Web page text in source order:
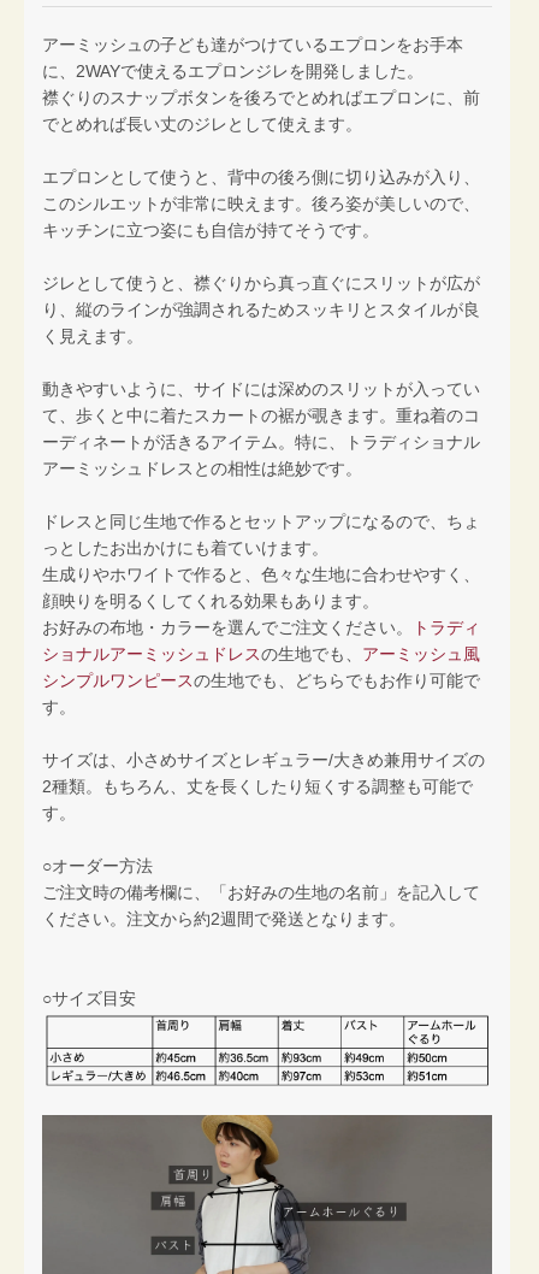
アーミッシュの子ども達がつけているエプロンをお手本
に、2WAYで使えるエプロンジレを開発しました。
襟ぐりのスナップボタンを後ろでとめればエプロンに、前
でとめれば長い丈のジレとして使えます。
エプロンとして使うと、背中の後ろ側に切り込みが入り、
このシルエットが非常に映えます。後ろ姿が美しいので、
キッチンに立つ姿にも自信が持てそうです。
ジレとして使うと、襟ぐりから真っ直ぐにスリットが広が
り、縦のラインが強調されるためスッキリとスタイルが良
く見えます。
動きやすいように、サイドには深めのスリットが入ってい
て、歩くと中に着たスカートの裾が覗きます。重ね着のコ
ーディネートが活きるアイテム。特に、トラディショナル
アーミッシュドレスとの相性は絶妙です。
ドレスと同じ生地で作るとセットアップになるので、ちょ
っとしたお出かけにも着ていけます。
生成りやホワイトで作ると、色々な生地に合わせやすく、
顔映りを明るくしてくれる効果もあります。
お好みの布地・カラーを選んでご注文ください。
トラディ
ショナルアーミッシュドレスの生地でも、 アーミッシュ風
シンプルワンピースの生地でも、どちらでもお作り可能で
す。
サイズは、小さめサイズとレギュラー/大きめ兼用サイズの
2種類。もちろん、丈を長くしたり短くする調整も可能で
す。
○オーダー方法
ご注文時の備考欄に、「お好みの生地の名前」を記入して
ください。注文から約2週間で発送となります。
○サイズ目安